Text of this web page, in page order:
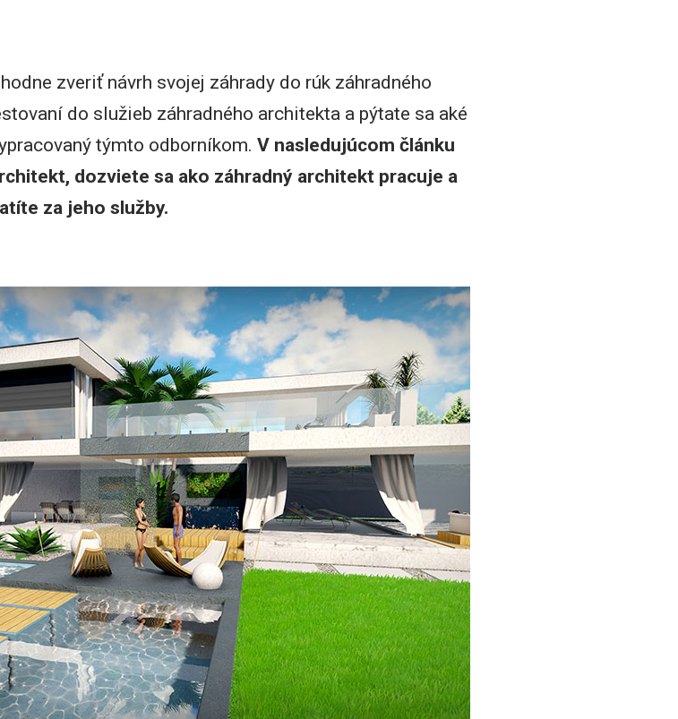
zveriť návrh svojej záhrady do rúk záhradného
do služieb záhradného architekta a pýtate sa aké
týmto odborníkom. V nasledujúcom článku
dozviete sa ako záhradný architekt pracuje a
za jeho služby.